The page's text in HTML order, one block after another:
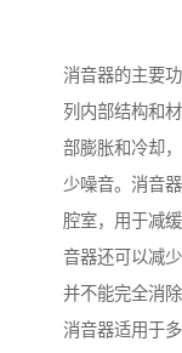
消音器的主要
列内部结构和
部膨胀和冷却
少噪音。消音
腔室，用于减
音器还可以减
并不能完全消
消音器适用于